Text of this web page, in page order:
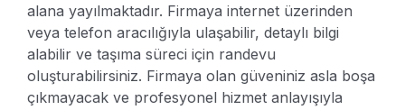
alana yayılmaktadır. Firmaya internet üzerinden
veya telefon aracılığıyla ulaşabilir, detaylı bilgi
alabilir ve taşıma süreci için randevu
oluşturabilirsiniz. Firmaya olan güveniniz asla boşa
çıkmayacak ve profesyonel hizmet anlayışıyla